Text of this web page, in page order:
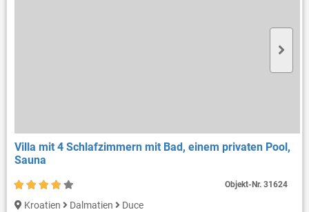
Villa mit 4 Schlafzimmern mit Bad, einem privaten Pool,
Sauna
Kroatien Dalmatien Duce
Objekt-Nr. 31624